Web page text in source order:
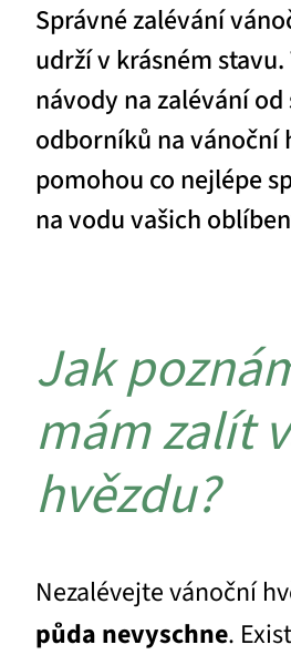
Správné zalévání
udrží v krásném
návody na zalévání
odborníků na vánoční
pomohou co nejlépe
na vodu vašich
Jak
mám zalít
hvězdu?
Nezalévejte vánoční
půda nevyschne.